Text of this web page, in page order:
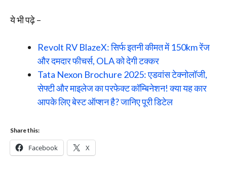
ये भी पढ़े –
Revolt RV BlazeX: सिर्फ इतनी कीमत में 150km रेंज
और दमदार फीचर्स, OLA को देगी टक्कर
Tata Nexon Brochure 2025: एडवांस टेक्नोलॉजी,
सेफ्टी और माइलेज का परफेक्ट कॉम्बिनेशन! क्या यह कार
आपके लिए बेस्ट ऑप्शन है? जानिए पूरी डिटेल
Share this:
Facebook X